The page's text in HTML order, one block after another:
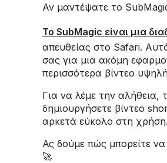
Αν μαντέψατε το
Το SubMagic είναι μια
απευθείας στο Safari.
σας για μια ακόμη
περισσότερα βίντεο
Για να λέμε την αλήθεια,
δημιουργήσετε βίντεο
αρκετά εύκολο στη χρήση.
Ας δούμε πώς μπορείτε
🚀